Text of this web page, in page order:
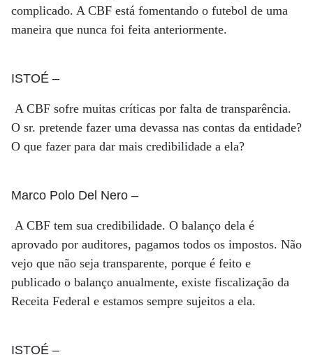
complicado. A CBF está fomentando o futebol de uma
maneira que nunca foi feita anteriormente.
ISTOÉ –
A CBF sofre muitas críticas por falta de transparência.
O sr. pretende fazer uma devassa nas contas da entidade?
O que fazer para dar mais credibilidade a ela?
Marco Polo Del Nero –
A CBF tem sua credibilidade. O balanço dela é
aprovado por auditores, pagamos todos os impostos. Não
vejo que não seja transparente, porque é feito e
publicado o balanço anualmente, existe fiscalização da
Receita Federal e estamos sempre sujeitos a ela.
ISTOÉ –